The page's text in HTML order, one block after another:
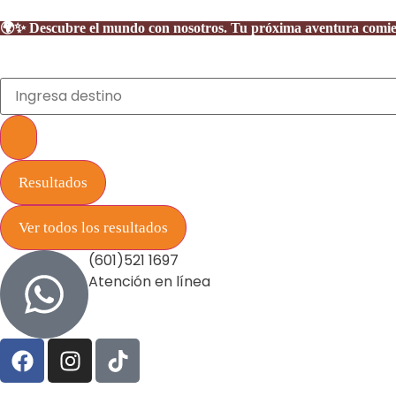
🌍✨ Descubre el mundo con nosotros. Tu próxima aventura
Resultados
Ver todos los resultados
(601)521 1697
Atención en línea